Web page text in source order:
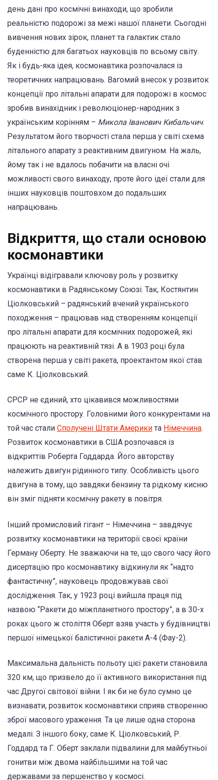
день дані про космічні винаходи, що зробили
реальністю подорожі за межі нашої планети. Сьогодні
вивчення нових зірок, планет та галактик стало
буденністю для багатьох науковців по всьому світу.
Як і будь-яка ідея, космонавтика розпочалася із
теоретичних напрацювань. Вагомий внесок у розвиток
концепції про літальні апарати для подорожі в космос
зробив винахідник і революціонер-народник з
українським корінням – Микола Іванович Кибальчич.
Результатом його творчості стала перша у світі схема
літального апарату з реактивним двигуном. На жаль,
йому так і не вдалось побачити на власні очі
можливості свого винаходу, проте його ідеї стали для
інших науковців поштовхом до подальших
напрацювань.
Відкриття, що стали основою
космонавтики
Українці відігравали ключову роль у розвитку
космонавтики в Радянському Союзі. Так, Костянтин
Ціолковський – радянський вчений українського
походження – працював над створенням концепції
про літальні апарати для космічних подорожей, які
працюють на реактивній тязі. А в 1903 році була
створена перша у світі ракета, проектантом якої став
саме К. Ціолковський.
СРСР не єдиний, хто цікавився можливостями
космічного простору. Головними його конкурентами на
той час стали Сполучені Штати Америки та Німеччина.
Розвиток космонавтики в США розпочався із
відкриттів Роберта Годдарда. Його авторству
належить двигун рідинного типу. Особливість цього
двигуна в тому, що завдяки бензину та рідкому кисню
він зміг підняти космічну ракету в повітря.
Інший промисловий гігант – Німеччина – завдячує
розвитку космонавтики на території своєї країни
Герману Оберту. Не зважаючи на те, що свого часу його
дисертацію про космонавтику відкинули як “надто
фантастичну”, науковець продовжував свої
дослідження. Так, у 1923 році вийшла праця під
назвою “Ракети до міжпланетного простору”, а в 30-х
роках цього ж століття Оберт взяв участь у будівництві
першої німецької балістичної ракети А-4 (Фау-2).
Максимальна дальність польоту цієї ракети становила
320 км, що призвело до її активного використання під
час Другої світової війни. І як би не було сумно це
визнавати, розвиток космонавтики сприяв створенню
зброї масового ураження. Та це лише одна сторона
медалі. З іншого боку, саме К. Ціолковський, Р.
Годдард та Г. Оберт заклали підвалини для майбутньої
гонитви між двома найбільшими на той час
державами за першенство у космосі.